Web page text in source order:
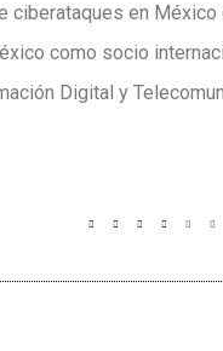
en
como socio
Digital y